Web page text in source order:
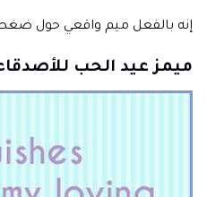
إنه بالفعل ميم واقعي حول
ميمز عيد الحب